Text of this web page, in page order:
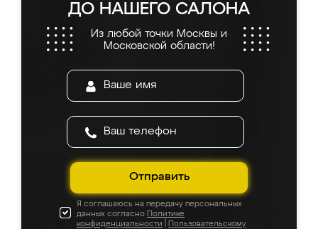
ДО НАШЕГО САЛОНА
Из любой точки Москвы и
Московской области!
Отправить
Я соглашаюсь на передачу персональных
данных согласно Политике
конфиденциальности
Пользовательскому